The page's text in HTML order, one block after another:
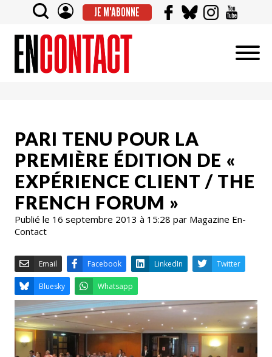
JE M'ABONNE
PARI TENU POUR LA
PREMIÈRE ÉDITION DE «
EXPÉRIENCE CLIENT / THE
FRENCH FORUM »
Publié le 16 septembre 2013 à 15:28 par Magazine En-
Contact
Email Facebook LinkedIn